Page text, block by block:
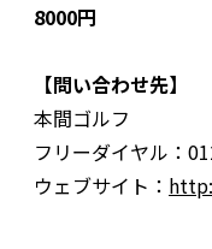
8000円
【問い合わせ先】
本間ゴルフ
フリーダイヤル：
ウェブサイト：